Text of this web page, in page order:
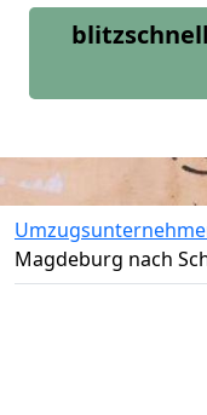
Magdeburg nach